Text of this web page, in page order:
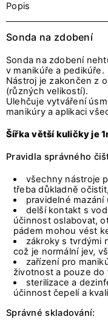
Popis
Sonda na zdobení
Sonda na zdobení
v manikúře a pedikúře.
Nástroj je zakončen z
(různých velikostí).
Ulehčuje vytváření
manikúry a aplikaci
Šířka větší kuličky je
Pravidla správného
všechny nástroje
třeba důkladně očistit,
pravidelné
delší kontakt s
účinnost oslabovat,
pádem mohou vést
zákroky s tvrdými
což je normální jev,
zařízení pro
životnost a pouze
sterilizace a
účinnost čepelí a
Správné skladování: